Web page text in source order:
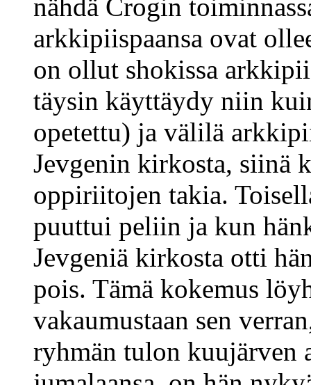
nähdä Crogin
arkkipiispaansa ovat
on ollut shokissa
täysin käyttäydy niin
opetettu) ja välilä
Jevgenin kirkosta, siinä
oppiriitojen takia.
puuttui peliin ja kun
Jevgeniä kirkosta otti
pois. Tämä kokemus
vakaumustaan sen
ryhmän tulon kuujärven